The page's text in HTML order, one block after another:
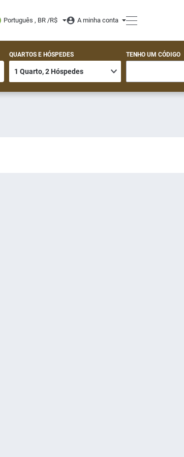
Português , BR /R$ A minha conta
QUARTOS E HÓSPEDES TENHO UM CÓDIGO